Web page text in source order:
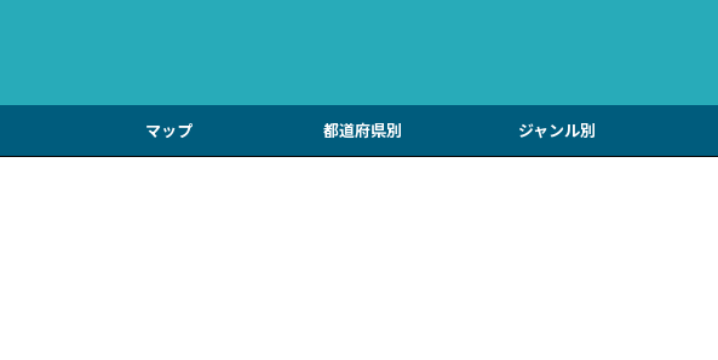
マップ 都道府県別 ジャンル別